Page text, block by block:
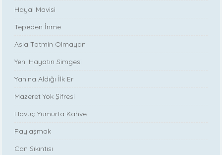
Hayal Mavisi
Tepeden İnme
Asla Tatmin Olmayan
Yeni Hayatın Simgesi
Yanına Aldığı İlk Er
Mazeret Yok Şifresi
Havuç Yumurta Kahve
Paylaşmak
Can Sıkıntısı